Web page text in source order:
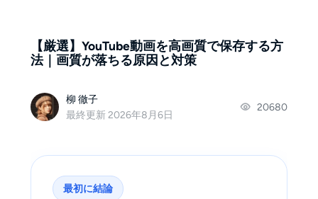
【厳選】YouTube動画を高画質で保存する方
法｜画質が落ちる原因と対策
柳 徹子
最終更新 2026年8月6日
20680
最初に結論